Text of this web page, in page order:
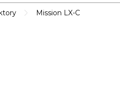
Mission LX-C